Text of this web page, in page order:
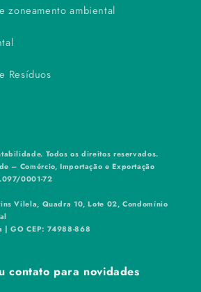
zoneamento ambiental
Resíduos
Todos os direitos reservados.
– Comércio, Importação e Exportação
0001-72
Vilela, Quadra 10, Lote 02, Condomínio
| GO CEP: 74988-868
contato para novidades